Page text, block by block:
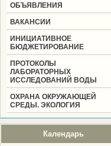
ОБЪЯВЛЕНИЯ
ВАКАНСИИ
ИНИЦИАТИВНОЕ
БЮДЖЕТИРОВАНИЕ
ПРОТОКОЛЫ
ЛАБОРАТОРНЫХ
ИССЛЕДОВАНИЙ ВОДЫ
ОХРАНА ОКРУЖАЮЩЕЙ
СРЕДЫ. ЭКОЛОГИЯ
Календарь